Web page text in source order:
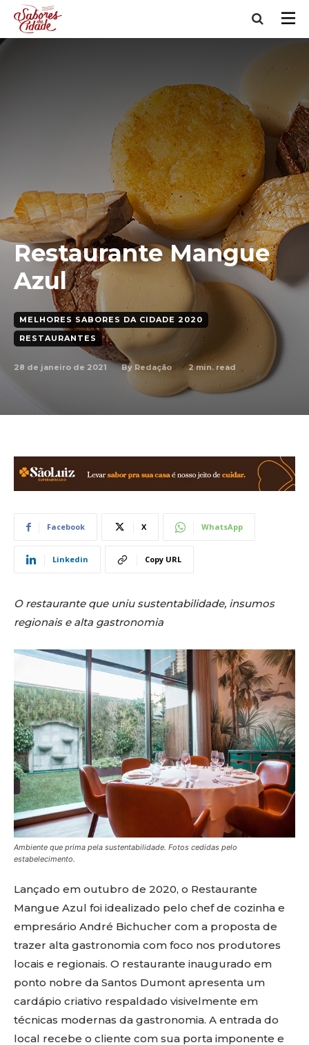
Restaurante Mangue
Azul
MELHORES SABORES DA CIDADE 2020
RESTAURANTES
28 de janeiro de 2021 By Redação 2min. read
Facebook X WhatsApp
Linkedin Copy URL
O restaurante que uniu sustentabilidade, insumos
regionais e alta gastronomia
Ambiente que prima pela sustentabilidade. Fotos cedidas pelo
estabelecimento.
Lançado em outubro de 2020, o Restaurante
Mangue Azul foi idealizado pelo chef de cozinha e
empresário André Bichucher com a proposta de
trazer alta gastronomia com foco nos produtores
locais e regionais. O restaurante inaugurado em
ponto nobre da Santos Dumont apresenta um
cardápio criativo respaldado visivelmente em
técnicas modernas da gastronomia. A entrada do
local recebe o cliente com sua porta imponente e